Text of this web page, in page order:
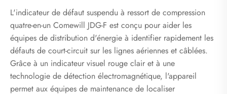
L'indicateur de défaut suspendu à ressort de compression
quatre-en-un Comewill JDG-F est conçu pour aider les
équipes de distribution d'énergie à identifier rapidement les
défauts de court-circuit sur les lignes aériennes et câblées.
Grâce à un indicateur visuel rouge clair et à une
technologie de détection électromagnétique, l'appareil
permet aux équipes de maintenance de localiser